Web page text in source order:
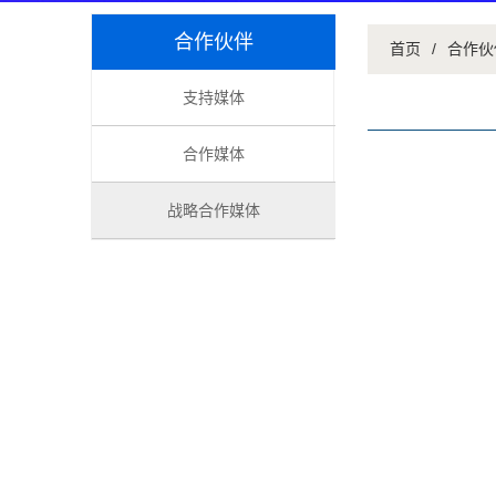
合作伙伴
支持媒体
合作媒体
战略合作媒体
首页 / 合作